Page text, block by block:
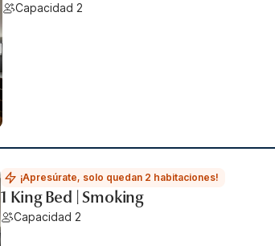
Capacidad 2
¡Apresúrate, solo quedan 2 habitaciones!
1 King Bed | Smoking
Capacidad 2